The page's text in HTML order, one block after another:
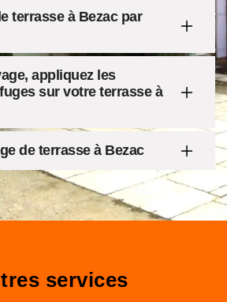
terrasse à Bezac par
appliquez les
sur votre terrasse à
de terrasse à Bezac
services